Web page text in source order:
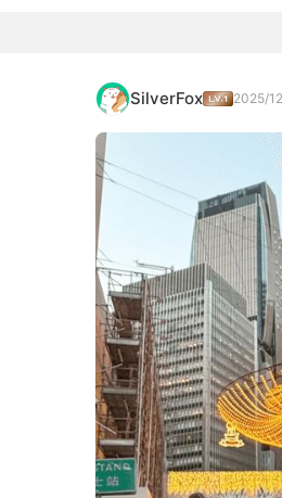
SilverFox 2025/